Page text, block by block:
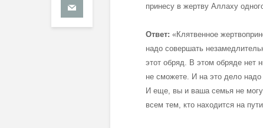
принесу в жертву Аллаху
Ответ: «Клятвенное
надо совершать
этот обряд. В этом обряде нет
не сможете. И на это дело
И еще, вы и ваша семья не
всем тем, кто находится на